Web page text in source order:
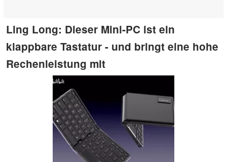
Ling Long: Dieser Mini-PC ist ein
klappbare Tastatur - und bringt eine hohe
Rechenleistung mit